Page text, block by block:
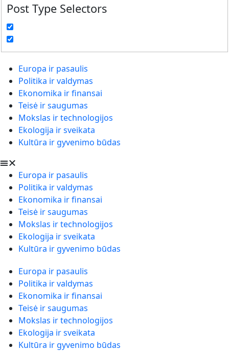
Post Type Selectors
Europa ir pasaulis
Politika ir valdymas
Ekonomika ir finansai
Teisė ir saugumas
Mokslas ir technologijos
Ekologija ir sveikata
Kultūra ir gyvenimo būdas
Europa ir pasaulis
Politika ir valdymas
Ekonomika ir finansai
Teisė ir saugumas
Mokslas ir technologijos
Ekologija ir sveikata
Kultūra ir gyvenimo būdas
Europa ir pasaulis
Politika ir valdymas
Ekonomika ir finansai
Teisė ir saugumas
Mokslas ir technologijos
Ekologija ir sveikata
Kultūra ir gyvenimo būdas